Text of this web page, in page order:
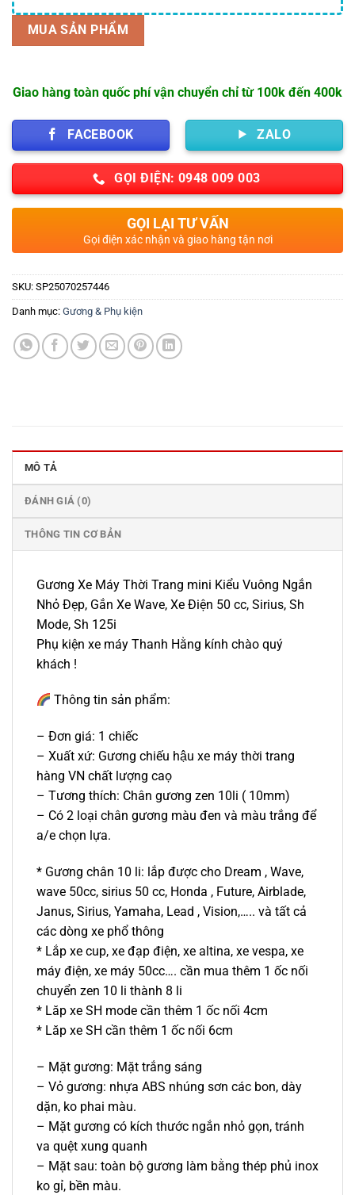
MUA SẢN PHẨM
Giao hàng toàn quốc phí vận chuyển chỉ từ 100k đến 400k
FACEBOOK ZALO
GỌI ĐIỆN: 0948 009 003
GỌI LẠI TƯ VẤN
Gọi điện xác nhận và giao hàng tận nơi
SKU: SP25070257446
Danh mục: Gương & Phụ kiện
MÔ TẢ
ĐÁNH GIÁ (0)
THÔNG TIN CƠ BẢN
Gương Xe Máy Thời Trang mini Kiểu Vuông Ngắn
Nhỏ Đẹp, Gắn Xe Wave, Xe Điện 50 cc, Sirius, Sh
Mode, Sh 125i
Phụ kiện xe máy Thanh Hằng kính chào quý
khách !
Thông tin sản phẩm:
– Đơn giá: 1 chiếc
– Xuất xứ: Gương chiếu hậu xe máy thời trang
hàng VN chất lượng caọ
– Tương thích: Chân gương zen 10li ( 10mm)
– Có 2 loại chân gương màu đen và màu trắng để
a/e chọn lựa.
* Gương chân 10 li: lắp được cho Dream , Wave,
wave 50cc, sirius 50 cc, Honda , Future, Airblade,
Janus, Sirius, Yamaha, Lead , Vision,….. và tất cả
các dòng xe phổ thông
* Lắp xe cup, xe đạp điện, xe altina, xe vespa, xe
máy điện, xe máy 50cc…. cần mua thêm 1 ốc nối
chuyển zen 10 li thành 8 li
* Lăp xe SH mode cần thêm 1 ốc nối 4cm
* Lăp xe SH cần thêm 1 ốc nối 6cm
– Mặt gương: Mặt trắng sáng
– Vỏ gương: nhựa ABS nhúng sơn các bon, dày
dặn, ko phai màu.
– Mặt gương có kích thước ngắn nhỏ gọn, tránh
va quệt xung quanh
– Mặt sau: toàn bộ gương làm bằng thép phủ inox
ko gỉ, bền màu.